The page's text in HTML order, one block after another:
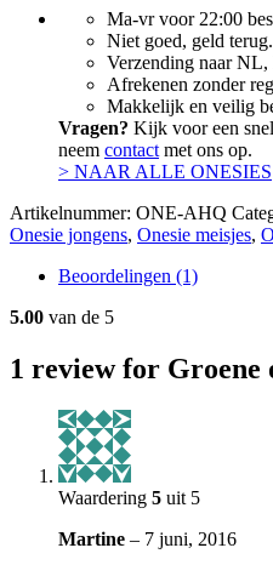
Ma-vr voor 22:00
Niet goed, geld terug.
Verzending naar
Afrekenen zonder
Makkelijk en veilig
Vragen? Kijk voor een
neem contact met ons op.
> NAAR ALLE ONESIES
Artikelnummer: ONE-AHQ
Onesie jongens, Onesie meisjes,
Beoordelingen (1)
5.00 van de 5
1 review for Groene
Waardering 5 uit 5
Martine – 7 juni, 2016